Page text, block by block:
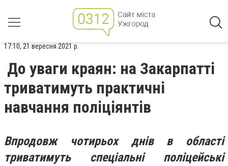
17:10, 21 вересня 2021 р.
До уваги краян: на Закарпатті
триватимуть практичні
навчання поліціянтів
Впродовж чотирьох днів в області
триватимуть спеціальні поліцейські